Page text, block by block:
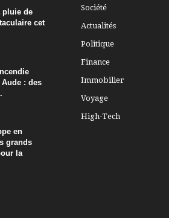
pluie de
cet
: des
en
grands
la
Société
Actualités
Politique
Finance
Immobilier
Voyage
High-Tech